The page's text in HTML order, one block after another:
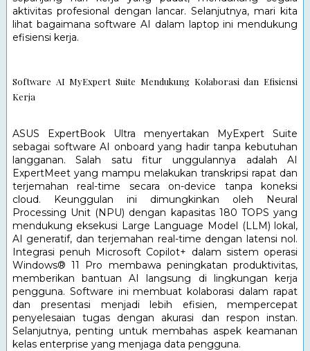
aktivitas profesional dengan lancar. Selanjutnya, mari kita
lihat bagaimana software AI dalam laptop ini mendukung
efisiensi kerja.
Software AI MyExpert Suite Mendukung Kolaborasi dan Efisiensi
Kerja
ASUS ExpertBook Ultra menyertakan MyExpert Suite
sebagai software AI onboard yang hadir tanpa kebutuhan
langganan. Salah satu fitur unggulannya adalah AI
ExpertMeet yang mampu melakukan transkripsi rapat dan
terjemahan real-time secara on-device tanpa koneksi
cloud. Keunggulan ini dimungkinkan oleh Neural
Processing Unit (NPU) dengan kapasitas 180 TOPS yang
mendukung eksekusi Large Language Model (LLM) lokal,
AI generatif, dan terjemahan real-time dengan latensi nol.
Integrasi penuh Microsoft Copilot+ dalam sistem operasi
Windows® 11 Pro membawa peningkatan produktivitas,
memberikan bantuan AI langsung di lingkungan kerja
pengguna. Software ini membuat kolaborasi dalam rapat
dan presentasi menjadi lebih efisien, mempercepat
penyelesaian tugas dengan akurasi dan respon instan.
Selanjutnya, penting untuk membahas aspek keamanan
kelas enterprise yang menjaga data pengguna.